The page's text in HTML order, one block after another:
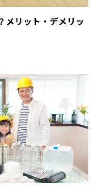
メリット・デメリッ